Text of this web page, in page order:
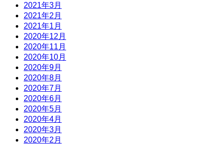
2021年3月
2021年2月
2021年1月
2020年12月
2020年11月
2020年10月
2020年9月
2020年8月
2020年7月
2020年6月
2020年5月
2020年4月
2020年3月
2020年2月